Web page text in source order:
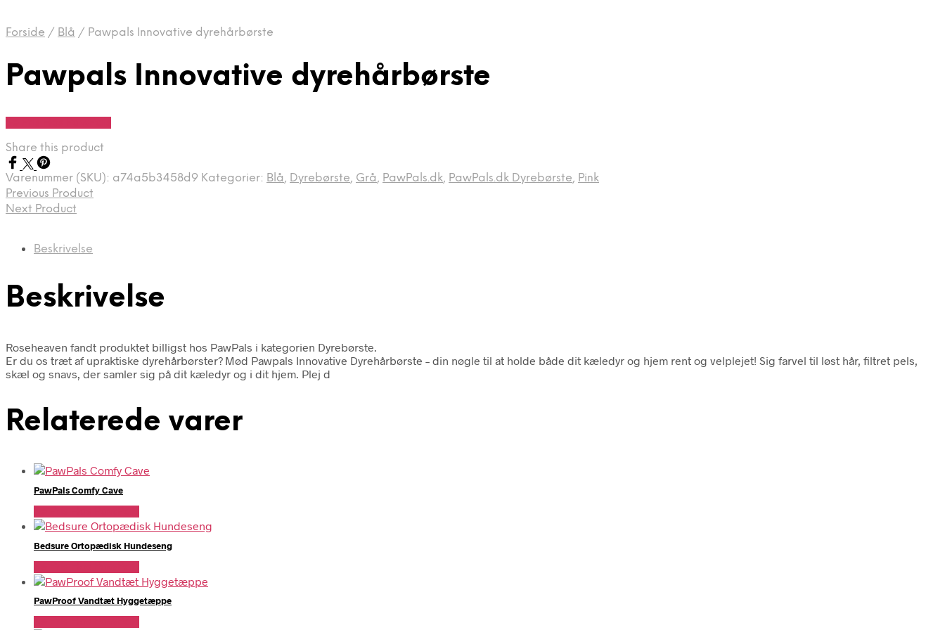
Forside / Blå / Pawpals Innovative dyrehårbørste
Pawpals Innovative dyrehårbørste
Share this product
Varenummer (SKU): a74a5b3458d9 Kategorier: Blå, Dyrebørste, Grå, PawPals.dk, PawPals.dk Dyrebørste, Pink
Previous Product
Next Product
Beskrivelse
Beskrivelse
Roseheaven fandt produktet billigst hos PawPals i kategorien Dyrebørste.
Er du os træt af upraktiske dyrehårbørster? Mød Pawpals Innovative Dyrehårbørste – din nøgle til at holde både dit kæledyr og hjem rent og velplejet! Sig farvel til løst hår, filtret pels,
skæl og snavs, der samler sig på dit kæledyr og i dit hjem. Plej d
Relaterede varer
PawPals Comfy Cave
Bedsure Ortopædisk Hundeseng
PawProof Vandtæt Hyggetæppe